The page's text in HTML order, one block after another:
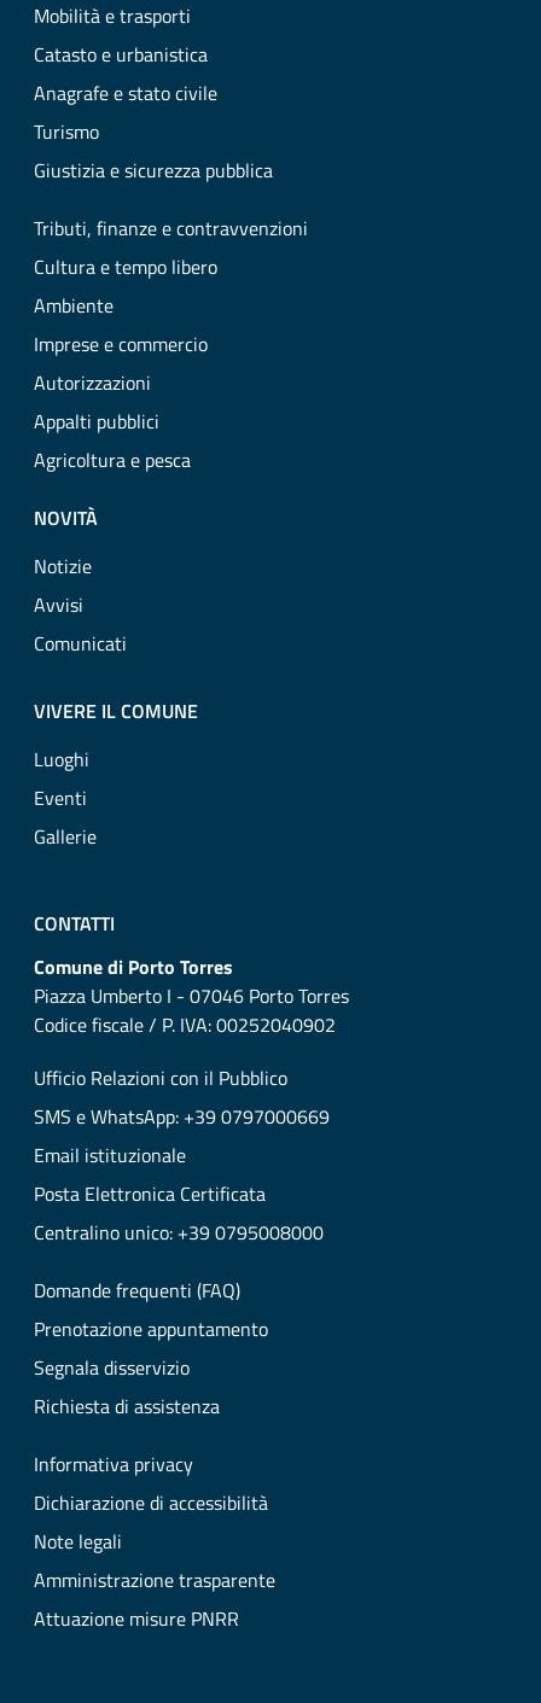
Mobilità e trasporti
Catasto e urbanistica
Anagrafe e stato civile
Turismo
Giustizia e sicurezza pubblica
Tributi, finanze e contravvenzioni
Cultura e tempo libero
Ambiente
Imprese e commercio
Autorizzazioni
Appalti pubblici
Agricoltura e pesca
NOVITÀ
Notizie
Avvisi
Comunicati
VIVERE IL COMUNE
Luoghi
Eventi
Gallerie
CONTATTI
Comune di Porto Torres
Piazza Umberto I - 07046 Porto Torres
Codice fiscale / P. IVA: 00252040902
Ufficio Relazioni con il Pubblico
SMS e WhatsApp: +39 0797000669
Email istituzionale
Posta Elettronica Certificata
Centralino unico: +39 0795008000
Domande frequenti (FAQ)
Prenotazione appuntamento
Segnala disservizio
Richiesta di assistenza
Informativa privacy
Dichiarazione di accessibilità
Note legali
Amministrazione trasparente
Attuazione misure PNRR